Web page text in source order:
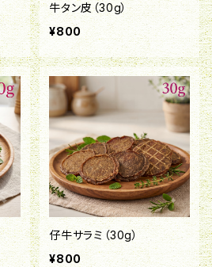
牛タン皮（30g）
¥800
仔牛サラミ（30g）
¥800